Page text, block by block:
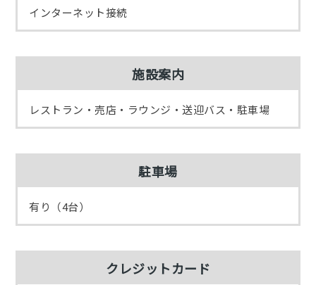
インターネット接続
施設案内
レストラン・売店・ラウンジ・送迎バス・駐車場
駐車場
有り（4台）
クレジットカード